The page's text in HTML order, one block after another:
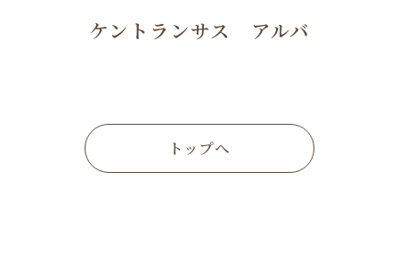
ケントランサス アルバ
トップへ